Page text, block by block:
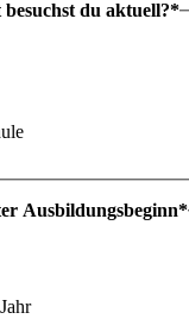
besuchst du aktuell?*
Ausbildungsbeginn*